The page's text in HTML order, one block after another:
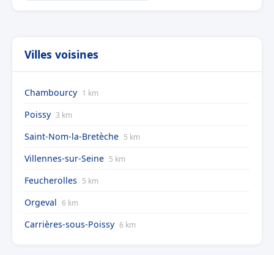
Villes voisines
Chambourcy 1 km
Poissy 3 km
Saint-Nom-la-Bretèche 5 km
Villennes-sur-Seine 5 km
Feucherolles 5 km
Orgeval 6 km
Carrières-sous-Poissy 6 km